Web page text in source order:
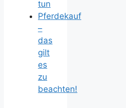
tun
Pferdekauf
–
das
gilt
es
zu
beachten!